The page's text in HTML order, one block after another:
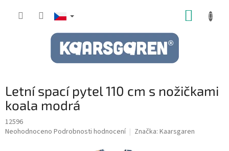
Letní spací pytel 110 cm s nožičkami
koala modrá
12596
Průměrné
Neohodnoceno Podrobnosti hodnocení Značka: Kaarsgaren